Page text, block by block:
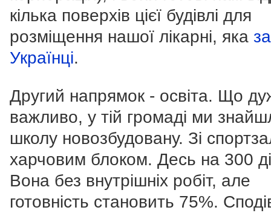
кілька поверхів цієї будівлі для
розміщення нашої лікарні, яка
Українці.
Другий напрямок - освіта. Що
важливо, у тій громаді ми
школу новозбудовану. Зі
харчовим блоком. Десь на 300
Вона без внутрішніх робіт, але
готовність становить 75%.